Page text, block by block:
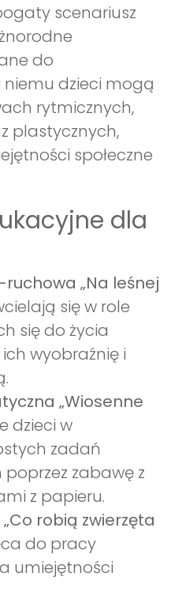
scenariusz
do
niemu dzieci mogą
rytmicznych,
plastycznych,
społeczne
dla
ruchowa „Na leśnej
się w role
się do życia
wyobraźnię i
„Wiosenne
dzieci w
zadań
zabawę z
z papieru.
robią zwierzęta
do pracy
umiejętności